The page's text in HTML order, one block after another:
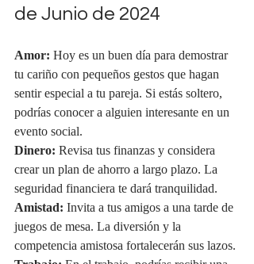
de Junio de 2024
Amor: Hoy es un buen día para demostrar
tu cariño con pequeños gestos que hagan
sentir especial a tu pareja. Si estás soltero,
podrías conocer a alguien interesante en un
evento social.
Dinero: Revisa tus finanzas y considera
crear un plan de ahorro a largo plazo. La
seguridad financiera te dará tranquilidad.
Amistad: Invita a tus amigos a una tarde de
juegos de mesa. La diversión y la
competencia amistosa fortalecerán sus lazos.